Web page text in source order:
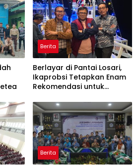
Berita
Berlayar di Pantai Losari,
Ikaprobsi Tetapkan Enam
Rekomendasi untuk
Berita